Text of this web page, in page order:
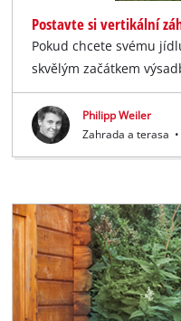
Postavte si vertikální
Pokud chcete svému
skvělým začátkem
Philipp Weiler
Zahrada a terasa •